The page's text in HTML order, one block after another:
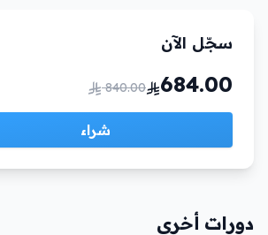
سجّل الآن
684.00
840.00
شراء
دورات أخرى